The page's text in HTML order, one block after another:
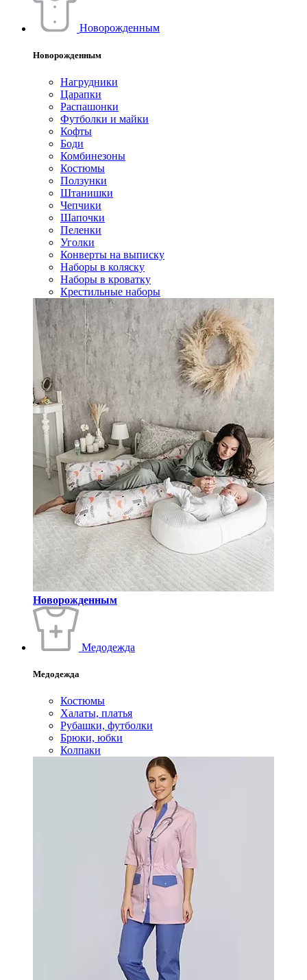
Новорожденным
Новорожденным
Нагрудники
Царапки
Распашонки
Футболки и майки
Кофты
Боди
Комбинезоны
Костюмы
Ползунки
Штанишки
Чепчики
Шапочки
Пеленки
Уголки
Конверты на выписку
Наборы в коляску
Наборы в кроватку
Крестильные наборы
Новорожденным
Медодежда
Медодежда
Костюмы
Халаты, платья
Рубашки, футболки
Брюки, юбки
Колпаки